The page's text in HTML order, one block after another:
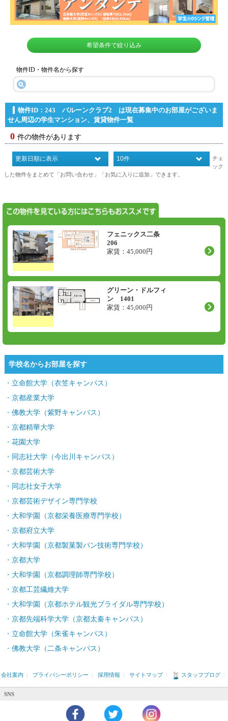
希望条件で絞り込み
物件ID・物件名から探す
物件ID：243 バルーンクラブ2 は現在募集中のお部屋がございま
せん周辺の学生マンション、賃貸物件一覧
0 件の物件があります
チェ
ック
した物件をまとめて「お問い合わせ」「お気に入りに追加」できます。
フェニックス二条
206
家賃： 45,000 円
グリーン・ドルフィ
ン 1401
家賃： 45,000 円
学校名からお部屋を探す
立命館大学（衣笠キャンパス）
京都産業大学
佛教大学（紫野キャンパス）
京都精華大学
花園大学
同志社大学（今出川キャンパス）
京都芸術大学
同志社女子大学
京都芸術デザイン専門学校
大和学園（京都栄養医療専門学校）
京都府立大学
大和学園（京都製菓製パン技術専門学校）
京都大学
大和学園（京都調理師専門学校）
京都工芸繊維大学
大和学園（京都ホテル観光ブライダル専門学校）
京都先端科学大学（京都太秦キャンパス）
立命館大学（朱雀キャンパス）
佛教大学（二条キャンパス）
会社案内 プライバシーポリシー 採用情報 サイトマップ スタッフブログ
SNS